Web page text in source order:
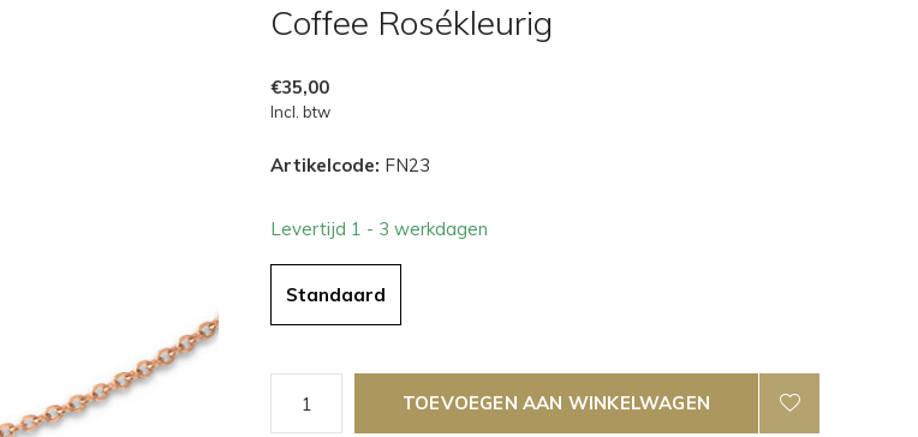
Coffee Rosékleurig
€35,00
Incl. btw
Artikelcode: FN23
Levertijd 1 - 3 werkdagen
Standaard
TOEVOEGEN AAN WINKELWAGEN